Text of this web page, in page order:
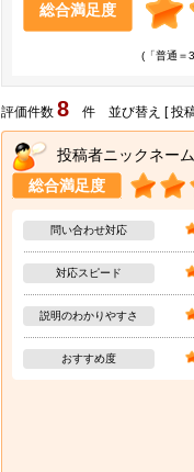
総合満足度
(「普通＝
評価件数 8 件 並び替え [
投稿者ニックネー
総合満足度
問い合わせ対応
対応スピード
説明のわかりやすさ
おすすめ度